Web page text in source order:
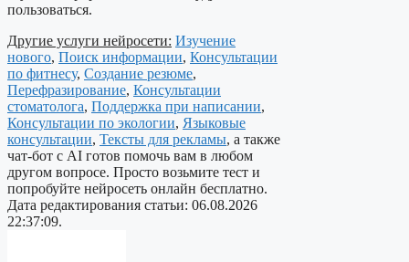
пользоваться.
Другие услуги нейросети: Изучение
нового, Поиск информации, Консультации
по фитнесу, Создание резюме,
Перефразирование, Консультации
стоматолога, Поддержка при написании,
Консультации по экологии, Языковые
консультации, Тексты для рекламы, а также
чат-бот с AI готов помочь вам в любом
другом вопросе. Просто возьмите тест и
попробуйте нейросеть онлайн бесплатно.
Дата редактирования статьи: 06.08.2026
22:37:09.